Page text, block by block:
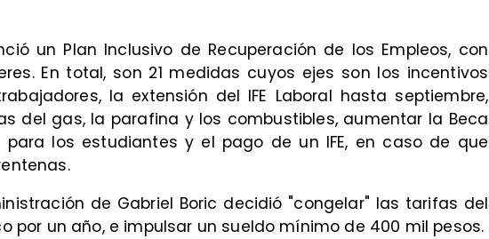
un Plan Inclusivo de Recuperación de los Empleos, con
En total, son 21 medidas cuyos ejes son los incentivos
la extensión del IFE Laboral hasta septiembre,
del gas, la parafina y los combustibles, aumentar la Beca
los estudiantes y el pago de un IFE, en caso de que
de Gabriel Boric decidió "congelar" las tarifas del
por un año, e impulsar un sueldo mínimo de 400 mil pesos.